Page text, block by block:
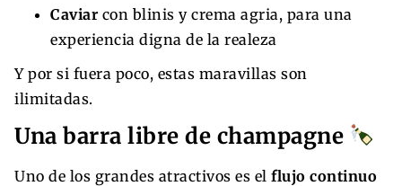
Caviarcon blinis y crema agria, para una
experiencia digna de la realeza
Y por si fuera poco, estas maravillas son
ilimitadas.
Una barra libre de champagne
Uno de los grandes atractivos es el flujo continuo